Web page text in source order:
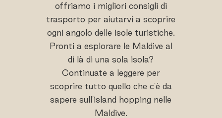
offriamo i migliori consigli di
trasporto per aiutarvi a scoprire
ogni angolo delle isole turistiche.
Pronti a esplorare le Maldive al
di là di una sola isola?
Continuate a leggere per
scoprire tutto quello che c'è da
sapere sull'island hopping nelle
Maldive.